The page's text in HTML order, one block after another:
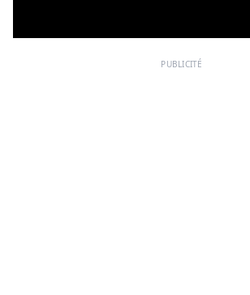
PUBLICITÉ